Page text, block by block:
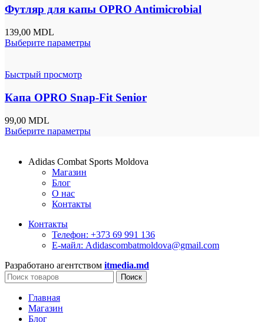
Футляр для капы OPRO Antimicrobial
139,00 MDL
Выберите параметры
Быстрый просмотр
Капа OPRO Snap-Fit Senior
99,00 MDL
Выберите параметры
Adidas Combat Sports Moldova
Магазин
Блог
О нас
Контакты
Контакты
Телефон: +373 69 991 136
Е-майл: Adidascombatmoldova@gmail.com
Разработано агентством itmedia.md
Поиск
Главная
Магазин
Блог